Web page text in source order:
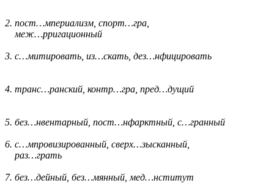
2. пост…мпериализм, спорт…гра,
меж…рригационный
3. с…митировать, из…скать, дез…нфицировать
4. транс…ранский, контр…гра, пред…дущий
5. без…нвентарный, пост…нфарктный, с…гранный
6. с…мпровизированный, сверх…зысканный,
раз…грать
7. без…дейный, без…мянный, мед…нститут